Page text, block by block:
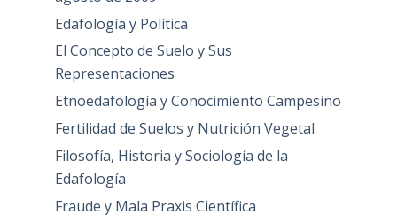
Edafología y Política
El Concepto de Suelo y Sus
Representaciones
Etnoedafología y Conocimiento Campesino
Fertilidad de Suelos y Nutrición Vegetal
Filosofía, Historia y Sociología de la
Edafología
Fraude y Mala Praxis Científica